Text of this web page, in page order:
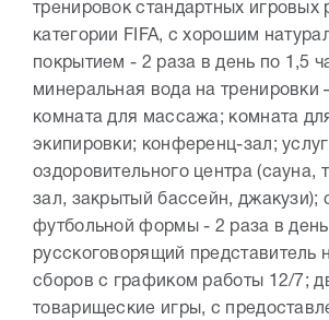
тренировок стандартных игровых
категории FIFA, с хорошим
покрытием - 2 раза в день по 1,5
минеральная вода на тренировки
комната для массажа; комната
экипировки; конференц-зал;
оздоровительного центра (сауна,
зал, закрытый бассейн, джакузи);
футбольной формы - 2 раза в
русскоговорящий представитель
сборов с графиком работы 12/7;
товарищеские игры, с